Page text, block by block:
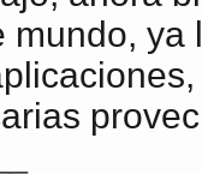
mundo,